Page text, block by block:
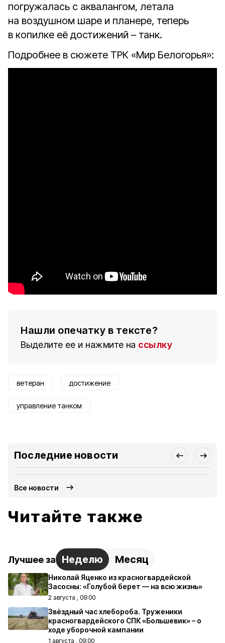
погружалась с аквалангом, летала
на воздушном шаре и планере, теперь
в копилке её достижений – танк.
Подробнее в сюжете ТРК «Мир Белогорья»:
Нашли опечатку в тексте?
Выделите ее и нажмите на ссылку
ветеран достижение
управление танком
Последние новости
Все новости
Читайте также
Лучшее за Неделю Месяц
Николай Яценко из красногвардейской
Засосны: «Голубой берет — на всю жизнь»
2 августа , 09:00
Звёздный час хлебороба. Труженики
красногвардейского СПК «Большевик» – о
ходе уборочной кампании
1 августа , 09:00